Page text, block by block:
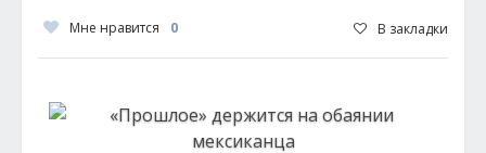
Мне нравится 0 В закладки